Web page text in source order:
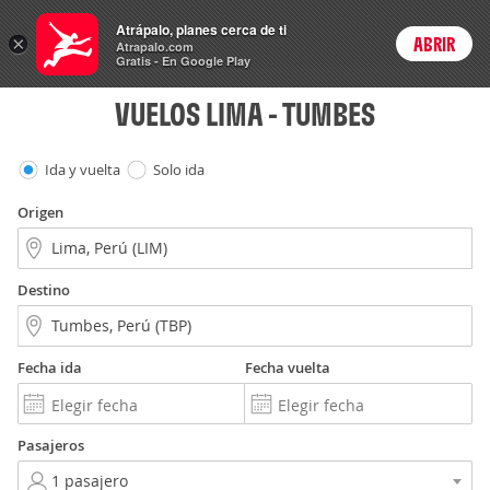
Vuelos Login
VUELOS LIMA - TUMBES
Ida y vuelta Solo ida
Origen
Destino
Fecha ida Fecha vuelta
Pasajeros
×
Atrápalo, planes cerca de ti
Atrapalo.com
Gratis - En Google Play
ABRIR